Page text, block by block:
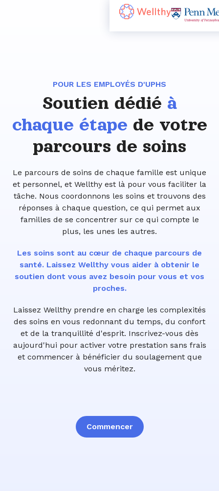
POUR LES EMPLOYÉS D'UPHS
Soutien dédié à
chaque étape de votre
parcours de soins
Le parcours de soins de chaque famille est unique
et personnel, et Wellthy est là pour vous faciliter la
tâche. Nous coordonnons les soins et trouvons des
réponses à chaque question, ce qui permet aux
familles de se concentrer sur ce qui compte le
plus, les unes les autres.
Les soins sont au cœur de chaque parcours de
santé. Laissez Wellthy vous aider à obtenir le
soutien dont vous avez besoin pour vous et vos
proches.
Laissez Wellthy prendre en charge les complexités
des soins en vous redonnant du temps, du confort
et de la tranquillité d'esprit. Inscrivez-vous dès
aujourd'hui pour activer votre prestation sans frais
et commencer à bénéficier du soulagement que
vous méritez.
Commencer